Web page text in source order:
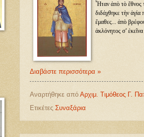
Ἦταν ἀπὸ τὸ ἔθνος
διδάχθηκε τὴν
ἔμαθες... ἀπὸ
ἀκλόνητος σ’
Διαβάστε περισσότερα »
Αναρτήθηκε από Αρχιμ. Τιμόθεος Γ.
Ετικέτες Συναξάρια